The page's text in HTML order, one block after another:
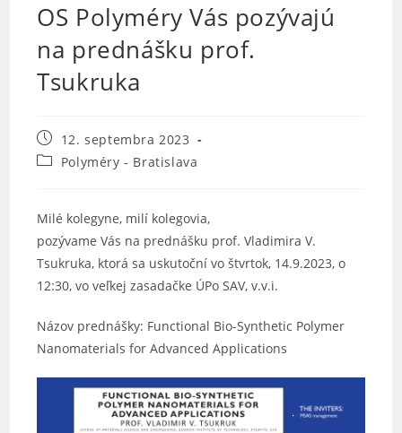
OS Polyméry Vás pozývajú
na prednášku prof.
Tsukruka
Post
published:
12. septembra 2023
PostPolyméry - Bratislava
Milé kolegyne, milí kolegovia,
pozývame Vás na prednášku prof. Vladimira V.
Tsukruka, ktorá sa uskutoční vo štvrtok, 14.9.2023, o
12:30, vo veľkej zasadačke ÚPo SAV, v.v.i.
Názov prednášky: Functional Bio-Synthetic Polymer
Nanomaterials for Advanced Applications